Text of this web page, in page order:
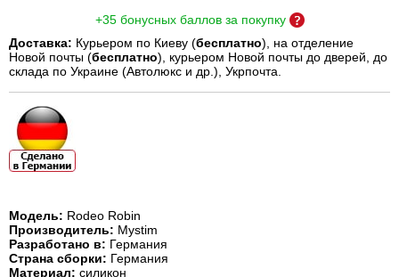
+35 бонусных баллов за покупку
Доставка: Курьером по Киеву (бесплатно), на отделение
Новой почты (бесплатно), курьером Новой почты до дверей, до
склада по Украине (Автолюкс и др.), Укрпочта.
Модель: Rodeo Robin
Производитель: Mystim
Разработано в: Германия
Страна сборки: Германия
Материал: силикон